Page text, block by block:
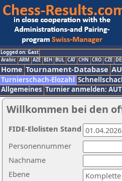
Logged on: Gast
Arabic ARM AZE BIH BUL CAT CHN CRO CZE
Home Tournament-Database
Turnierschach-Elozahl
Allgemeines Turnier anmelden: AUT
Willkommen bei den
Nachname
Ebene
Personennummer
FIDE-Elolisten Stand